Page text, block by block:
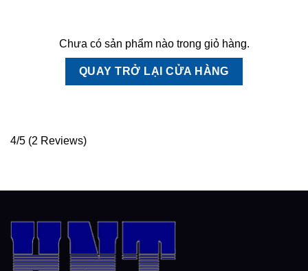
Chưa có sản phẩm nào trong giỏ hàng.
QUAY TRỞ LẠI CỬA HÀNG
4/5 (2 Reviews)